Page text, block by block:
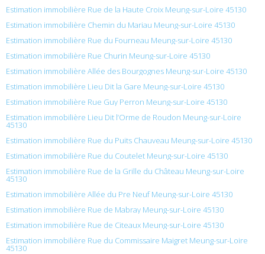
Estimation immobilière Rue de la Haute Croix Meung-sur-Loire 45130
Estimation immobilière Chemin du Mariau Meung-sur-Loire 45130
Estimation immobilière Rue du Fourneau Meung-sur-Loire 45130
Estimation immobilière Rue Churin Meung-sur-Loire 45130
Estimation immobilière Allée des Bourgognes Meung-sur-Loire 45130
Estimation immobilière Lieu Dit la Gare Meung-sur-Loire 45130
Estimation immobilière Rue Guy Perron Meung-sur-Loire 45130
Estimation immobilière Lieu Dit l’Orme de Roudon Meung-sur-Loire
45130
Estimation immobilière Rue du Puits Chauveau Meung-sur-Loire 45130
Estimation immobilière Rue du Coutelet Meung-sur-Loire 45130
Estimation immobilière Rue de la Grille du Château Meung-sur-Loire
45130
Estimation immobilière Allée du Pre Neuf Meung-sur-Loire 45130
Estimation immobilière Rue de Mabray Meung-sur-Loire 45130
Estimation immobilière Rue de Citeaux Meung-sur-Loire 45130
Estimation immobilière Rue du Commissaire Maigret Meung-sur-Loire
45130